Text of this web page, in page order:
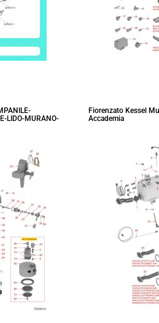
LIDO-MURANO-
Fiorenzato Kessel
Accademia